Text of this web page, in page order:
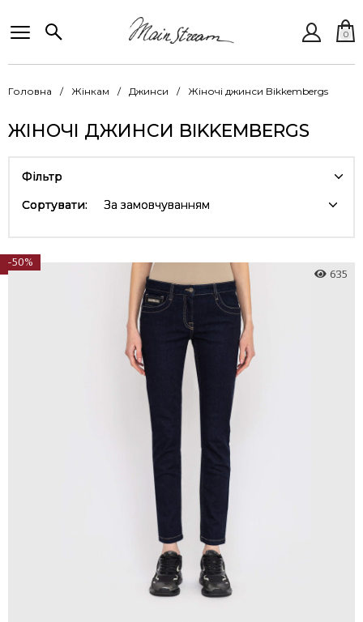
0
Головна Жінкам Джинси Жіночі джинси Bikkembergs
ЖІНОЧІ ДЖИНСИ BIKKEMBERGS
Фільтр
Сортувати:
За замовчуванням
-50%
635